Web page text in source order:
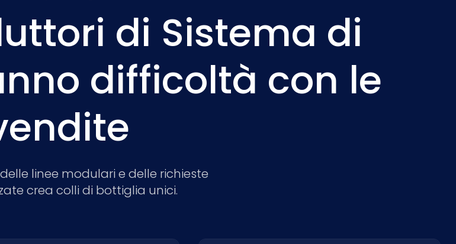
di Sistema di
difficoltà con le
linee modulari e delle richieste
crea colli di bottiglia unici.